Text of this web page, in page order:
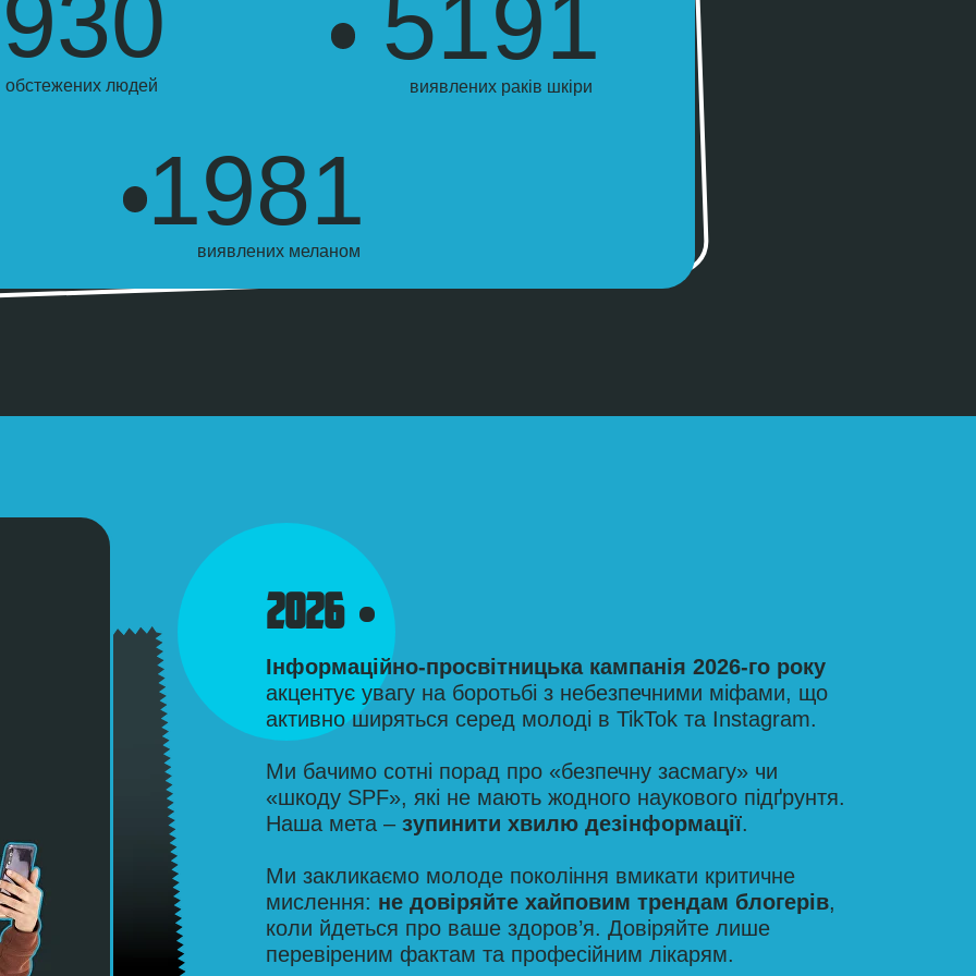
обстежених людей
1981
виявлених меланом
5191
виявлених раків шкіри
Інформаційно-просвітницька кампанія 2026-го року
акцентує увагу на боротьбі з небезпечними міфами, що
активно ширяться серед молоді в TikTok та Instagram.
Ми бачимо сотні порад про «безпечну засмагу» чи
«шкоду SPF», які не мають жодного наукового підґрунтя.
Наша мета – зупинити хвилю дезінформації.
Ми закликаємо молоде покоління вмикати критичне
мислення: не довіряйте хайповим трендам блогерів,
коли йдеться про ваше здоров’я. Довіряйте лише
перевіреним фактам та професійним лікарям.
2026